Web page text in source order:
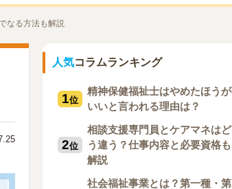
なる方法も解説
人気コラムランキング
1位
精神保健福祉士はやめたほうが
いいと言われる理由は？
2位
相談支援専門員とケアマネはど
う違う？仕事内容と必要資格も
解説
社会福祉事業とは？第一種・第